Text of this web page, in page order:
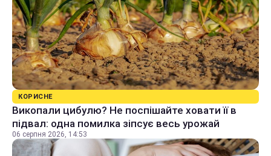
КОРИСНЕ
Викопали цибулю? Не поспішайте ховати її в
підвал: одна помилка зіпсує весь урожай
06 серпня 2026, 14:53